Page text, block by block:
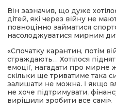
Він зазначив, що дуже
дітей, які через війну не
повноцінно займатися
насолоджуватися мирним
«Спочатку карантин, потім
страждають… Хотілося
емоції, нагадати про мирне
скільки ще триватиме така
залишати не можна. І якщо
не хоче підтримувати,
вирішили зробити все самі».